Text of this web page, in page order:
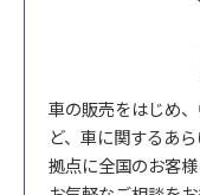
車の販売をはじめ
ど、車に関するあ
拠点に全国のお客